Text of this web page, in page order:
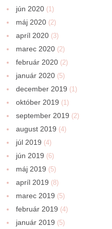
jún 2020 (1)
máj 2020 (2)
apríl 2020 (3)
marec 2020 (2)
február 2020 (2)
január 2020 (5)
december 2019 (1)
október 2019 (1)
september 2019 (2)
august 2019 (4)
júl 2019 (4)
jún 2019 (6)
máj 2019 (5)
apríl 2019 (8)
marec 2019 (5)
február 2019 (4)
január 2019 (5)